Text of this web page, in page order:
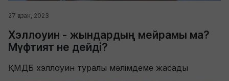
27 қазан, 2023
Хэллоуин - жындардың мейрамы ма?
Мүфтият не дейді?
ҚМДБ хэллоуин туралы мәлімдеме жасады